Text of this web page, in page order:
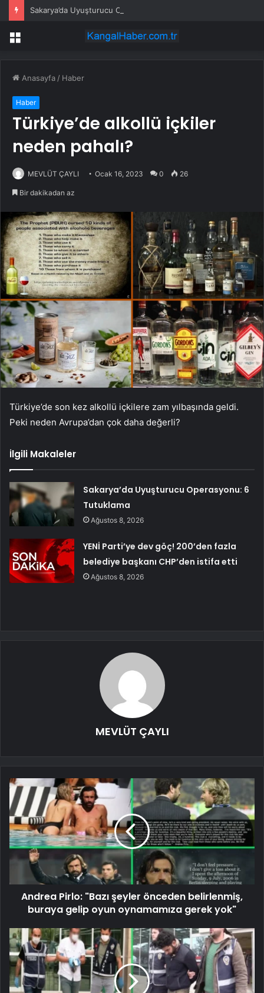
Sakarya’da Uyuşturucu Operasyonu: 6 Tutuklama
Menü
Anasayfa / Haber
Haber
Türkiye’de alkollü içkiler
neden pahalı?
MEVLÜT ÇAYLI Ocak 16, 2023 0 26
Bir dakikadan az
Türkiye’de son kez alkollü içkilere zam yılbaşında geldi.
Peki neden Avrupa’dan çok daha değerli?
İlgili Makaleler
Sakarya’da Uyuşturucu Operasyonu: 6
Tutuklama
Ağustos 8, 2026
YENİ Parti’ye dev göç! 200’den fazla
belediye başkanı CHP’den istifa etti
Ağustos 8, 2026
MEVLÜT ÇAYLI
Andrea Pirlo: "Bazı şeyler önceden belirlenmiş,
buraya gelip oyun oynamamıza gerek yok"